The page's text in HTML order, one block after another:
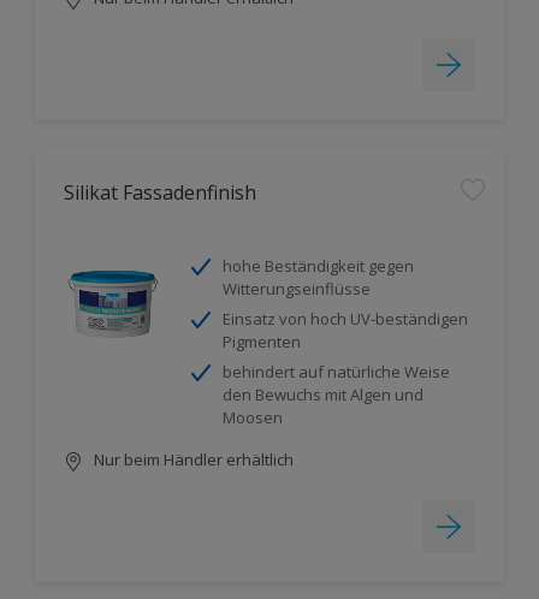
Silikat Fassadenfinish
hohe Beständigkeit gegen
Witterungseinflüsse
Einsatz von hoch UV-beständigen
Pigmenten
behindert auf natürliche Weise
den Bewuchs mit Algen und
Moosen
Nur beim Händler erhältlich